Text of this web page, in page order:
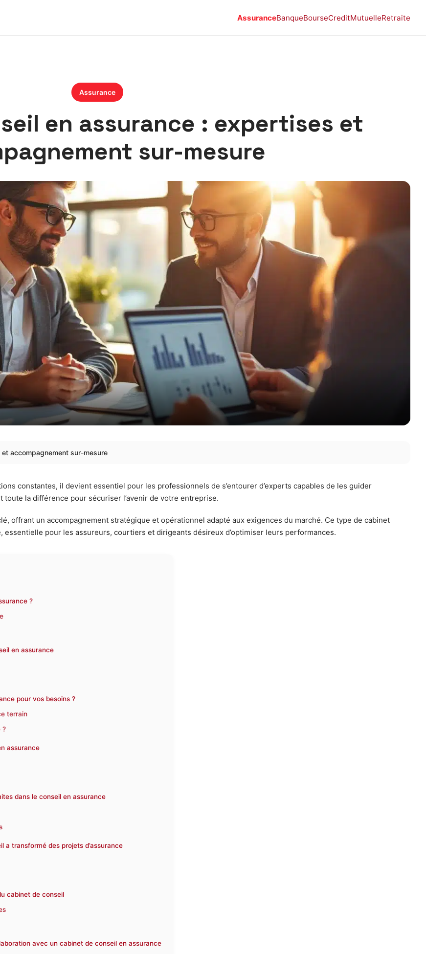
AssuranceBanqueBourseCreditMutuelleRetraite
Assurance
en assurance : expertises et
sur-mesure
accompagnement sur-mesure
constantes, il devient essentiel pour les professionnels de s’entourer d’experts capables de les guider
la différence pour sécuriser l’avenir de votre entreprise.
offrant un accompagnement stratégique et opérationnel adapté aux exigences du marché. Ce type de cabinet
pour les assureurs, courtiers et dirigeants désireux d’optimiser leurs performances.
?
en assurance
pour vos besoins ?
terrain
?
assurance
dans le conseil en assurance
transformé des projets d’assurance
cabinet de conseil
avec un cabinet de conseil en assurance